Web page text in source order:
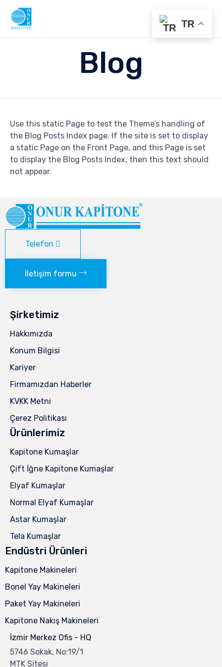
Blog
Use this static Page to test the Theme’s handling of
the Blog Posts Index page. If the site is set to display
a static Page on the Front Page, and this Page is set
to display the Blog Posts Index, then this text should
not appear.
Telefon
İletişim formu
Şirketimiz
Hakkımızda
Konum Bilgisi
Kariyer
Firmamızdan Haberler
KVKK Metni
Çerez Politikası
Ürünlerimiz
Kapitone Kumaşlar
Çift İğne Kapitone Kumaşlar
Elyaf Kumaşlar
Normal Elyaf Kumaşlar
Astar Kumaşlar
Tela Kumaşlar
Endüstri Ürünleri
Kapitone Makineleri
Bonel Yay Makineleri
Paket Yay Makineleri
Kapitone Nakış Makineleri
İzmir Merkez Ofis - HQ
5746 Sokak, No:19/1
MTK Sitesi
TR